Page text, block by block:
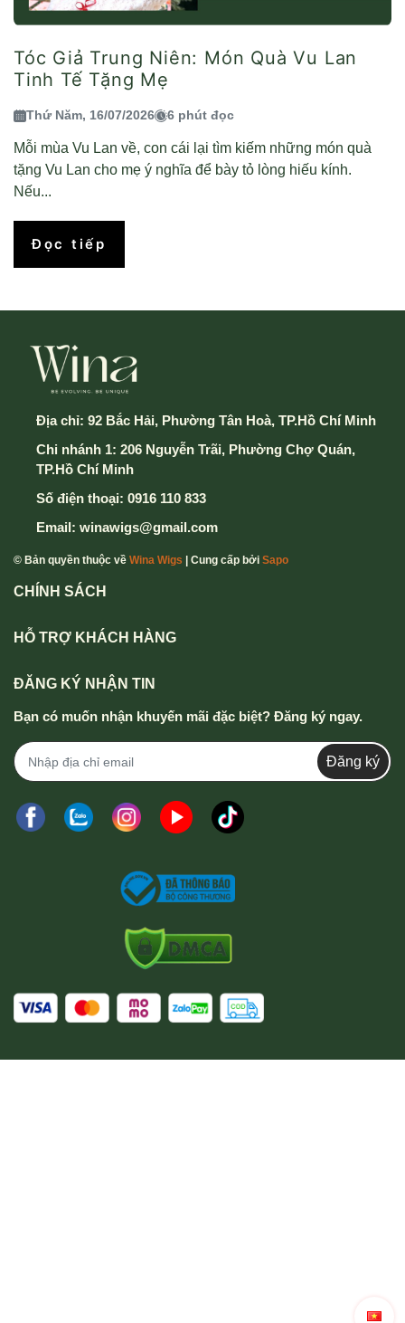
Tóc Giả Trung Niên: Món Quà Vu Lan
Tinh Tế Tặng Mẹ
Thứ Năm, 16/07/2026 6 phút đọc
Mỗi mùa Vu Lan về, con cái lại tìm kiếm những món quà
tặng Vu Lan cho mẹ ý nghĩa để bày tỏ lòng hiếu kính.
Nếu...
Đọc tiếp
Địa chỉ: 92 Bắc Hải, Phường Tân Hoà, TP.Hồ Chí Minh
Chi nhánh 1: 206 Nguyễn Trãi, Phường Chợ Quán,
TP.Hồ Chí Minh
Số điện thoại: 0916 110 833
Email: winawigs@gmail.com
© Bản quyền thuộc về Wina Wigs | Cung cấp bởi Sapo
CHÍNH SÁCH
HỖ TRỢ KHÁCH HÀNG
ĐĂNG KÝ NHẬN TIN
Bạn có muốn nhận khuyến mãi đặc biệt? Đăng ký ngay.
Đăng ký